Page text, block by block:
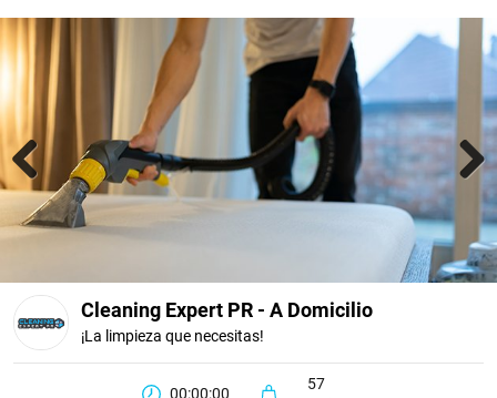
Previous Next
Cleaning Expert PR - A Domicilio
¡La limpieza que necesitas!
00:00:00
57